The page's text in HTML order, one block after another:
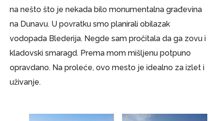
na nešto što je nekada bilo monumentalna građevina
na Dunavu. U povratku smo planirali obilazak
vodopada Blederija. Negde sam pročitala da ga zovu i
kladovski smaragd. Prema mom mišljenu potpuno
opravdano. Na proleće, ovo mesto je idealno za izlet i
uživanje.